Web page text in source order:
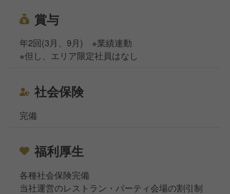
賞与
年2回(3月、9月) ※業績連動
※但し、エリア限定社員はなし
社会保険
完備
福利厚生
各種社会保険完備
当社運営のレストラン・パーティ会場の割引制